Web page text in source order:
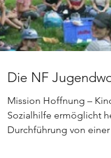
Die NF
Mission Hoffnung –
Sozialhilfe ermöglicht
Durchführung von